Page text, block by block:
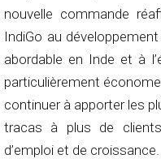
nouvelle commande
IndiGo au
abordable en Inde et à
particulièrement
continuer à apporter les
tracas à plus de
d’emploi et de croissance.